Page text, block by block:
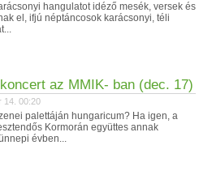
hangulatot idéző mesék, versek és
el, ifjú néptáncosok karácsonyi, téli
az MMIK- ban (dec. 17)
14. 00:20
palettáján hungaricum? Ha igen, a
Kormorán együttes annak
évben...